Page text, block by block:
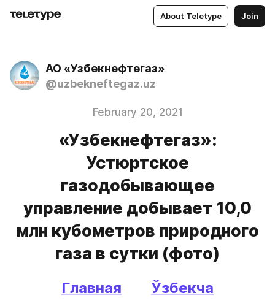
About Teletype Join
АО «Узбекнефтегаз»
@uzbekneftegaz.uz
February 20, 2021
«Узбекнефтегаз»:
Устюртское
газодобывающее
управление добывает 10,0
млн кубометров природного
газа в сутки (фото)
Главная Ўзбекча